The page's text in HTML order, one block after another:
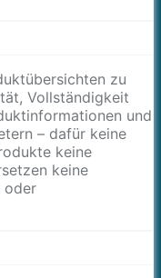
zu
Vollständigkeit
und
– dafür keine
keine
keine
oder